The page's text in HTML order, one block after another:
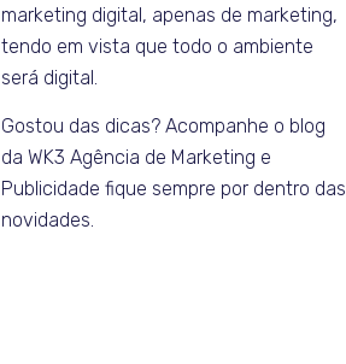
marketing digital, apenas de marketing,
tendo em vista que todo o ambiente
será digital.
Gostou das dicas? Acompanhe o blog
da WK3 Agência de Marketing e
Publicidade fique sempre por dentro das
novidades.